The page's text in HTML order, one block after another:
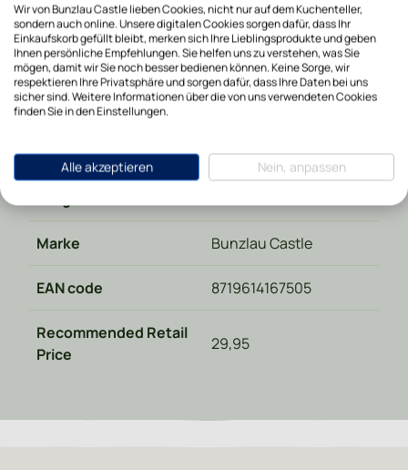
Tiefe in cm 12.5
Gewicht in kg 0.330000
Materialart
Spülmaschinenfest Ja
Marke Bunzlau Castle
EAN code 8719614167505
Recommended Retail
Price
29,95
Wir von Bunzlau Castle lieben Cookies, nicht nur auf dem Kuchenteller,
sondern auch online. Unsere digitalen Cookies sorgen dafür, dass Ihr
Einkaufskorb gefüllt bleibt, merken sich Ihre Lieblingsprodukte und geben
Ihnen persönliche Empfehlungen. Sie helfen uns zu verstehen, was Sie
mögen, damit wir Sie noch besser bedienen können. Keine Sorge, wir
respektieren Ihre Privatsphäre und sorgen dafür, dass Ihre Daten bei uns
sicher sind. Weitere Informationen über die von uns verwendeten Cookies
finden Sie in den Einstellungen.
Alle akzeptieren Nein, anpassen